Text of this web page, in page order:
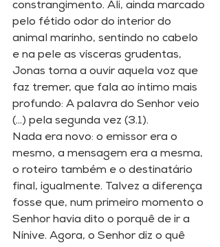
constrangimento. Ali, ainda marcado
pelo fétido odor do interior do
animal marinho, sentindo no cabelo
e na pele as vísceras grudentas,
Jonas torna a ouvir aquela voz que
faz tremer, que fala ao íntimo mais
profundo: A palavra do Senhor veio
(...) pela segunda vez (3.1).
Nada era novo: o emissor era o
mesmo, a mensagem era a mesma,
o roteiro também e o destinatário
final, igualmente. Talvez a diferença
fosse que, num primeiro momento o
Senhor havia dito o porquê de ir a
Nínive. Agora, o Senhor diz o quê